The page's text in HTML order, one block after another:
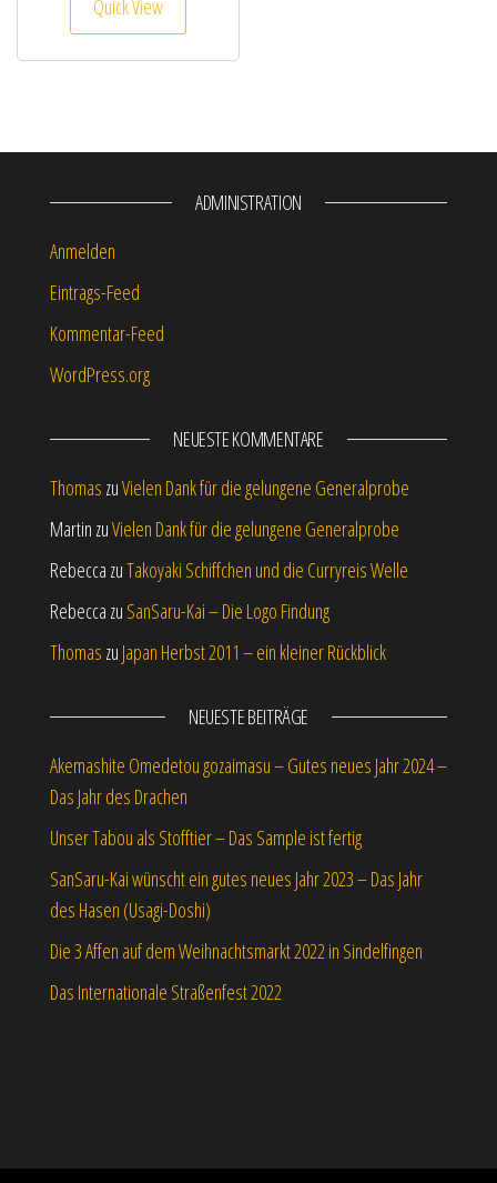
Quick View
ADMINISTRATION
Anmelden
Eintrags-Feed
Kommentar-Feed
WordPress.org
NEUESTE KOMMENTARE
Thomas zuVielen Dank für die gelungene Generalprobe
Martin zuVielen Dank für die gelungene Generalprobe
Rebecca zuTakoyaki Schiffchen und die Curryreis Welle
Rebecca zu SanSaru-Kai – Die Logo Findung
Thomas zu Japan Herbst 2011 – ein kleiner Rückblick
NEUESTE BEITRÄGE
Akemashite Omedetou gozaimasu – Gutes neues Jahr 2024 –
Das Jahr des Drachen
Unser Tabou als Stofftier – Das Sample ist fertig
SanSaru-Kai wünscht ein gutes neues Jahr 2023 – Das Jahr
des Hasen (Usagi-Doshi)
Die 3 Affen auf dem Weihnachtsmarkt 2022 in Sindelfingen
Das Internationale Straßenfest 2022